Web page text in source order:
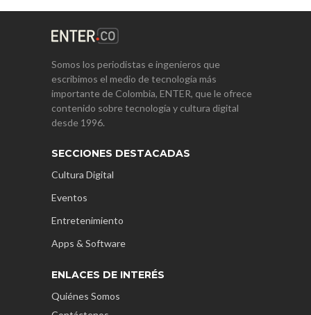
Somos los periodistas e ingenieros que
escribimos el medio de tecnología más
importante de Colombia, ENTER, que le ofrece
contenido sobre tecnología y cultura digital
desde 1996.
SECCIONES DESTACADAS
Cultura Digital
Eventos
Entretenimiento
Apps & Software
ENLACES DE INTERÉS
Quiénes Somos